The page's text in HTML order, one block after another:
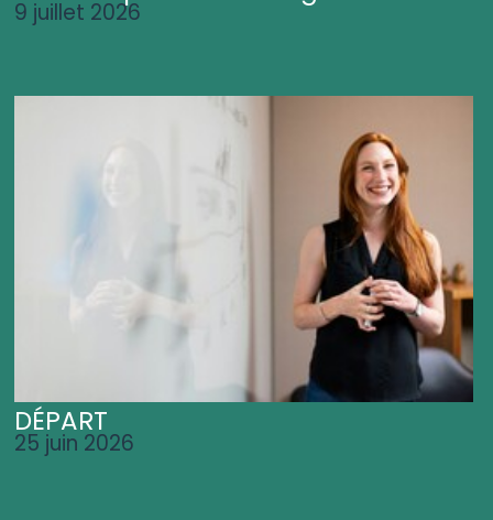
9 juillet 2026
DÉPART
25 juin 2026